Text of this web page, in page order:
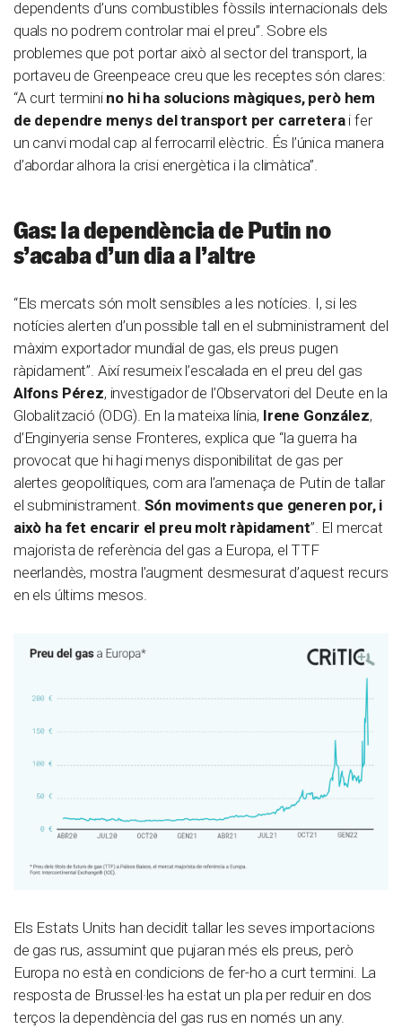
dependents d’uns combustibles fòssils internacionals dels
quals no podrem controlar mai el preu”. Sobre els
problemes que pot portar això al sector del transport, la
portaveu de Greenpeace creu que les receptes són clares:
“A curt termini no hi ha solucions màgiques, però hem
de dependre menys del transport per carretera i fer
un canvi modal cap al ferrocarril elèctric. És l’única manera
d’abordar alhora la crisi energètica i la climàtica”.
Gas: la dependència de Putin no
s’acaba d’un dia a l’altre
“Els mercats són molt sensibles a les notícies. I, si les
notícies alerten d’un possible tall en el subministrament del
màxim exportador mundial de gas, els preus pugen
ràpidament”. Així resumeix l’escalada en el preu del gas
Alfons Pérez, investigador de l’Observatori del Deute en la
Globalització (ODG). En la mateixa línia, Irene González,
d’Enginyeria sense Fronteres, explica que “la guerra ha
provocat que hi hagi menys disponibilitat de gas per
alertes geopolítiques, com ara l’amenaça de Putin de tallar
el subministrament. Són moviments que generen por, i
això ha fet encarir el preu molt ràpidament”. El mercat
majorista de referència del gas a Europa, el TTF
neerlandès, mostra l’augment desmesurat d’aquest recurs
en els últims mesos.
Els Estats Units han decidit tallar les seves importacions
de gas rus, assumint que pujaran més els preus, però
Europa no està en condicions de fer-ho a curt termini. La
resposta de Brussel·les ha estat un pla per reduir en dos
terços la dependència del gas rus en només un any.